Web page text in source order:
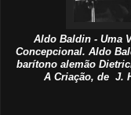
Aldo Baldin - Uma
Concepcional. Aldo
barítono alemão
A Criação, de J.